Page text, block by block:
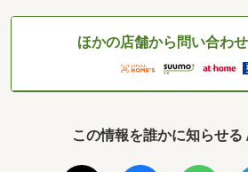
ほかの店舗から問い合わせ
この情報を誰かに知らせる